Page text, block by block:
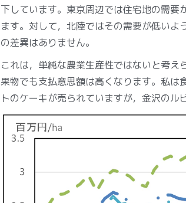
下しています。東京周辺では住宅地の需要
ます。対して，北陸ではその需要が低い
の差異はありません。
これは，単純な農業生産性ではないと考
果物でも支払意思額は高くなります。私
トのケーキが売られていますが，金沢のル